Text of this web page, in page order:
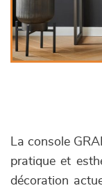
La console
pratique et
décoration